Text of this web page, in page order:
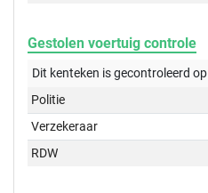
Gestolen voertuig controle
Dit kenteken is gecontroleerd op
Politie
Verzekeraar
RDW